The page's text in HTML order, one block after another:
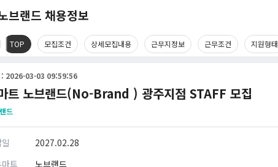
브랜드 채용정보
TOP 모집조건 상세모집내용 근무지정보 근무조건 지원형태
: 2026-03-03 09:59:56
트 노브랜드(No-Brand ) 광주지점 STAFF 모집
드
2027.02.28
트
노브랜드